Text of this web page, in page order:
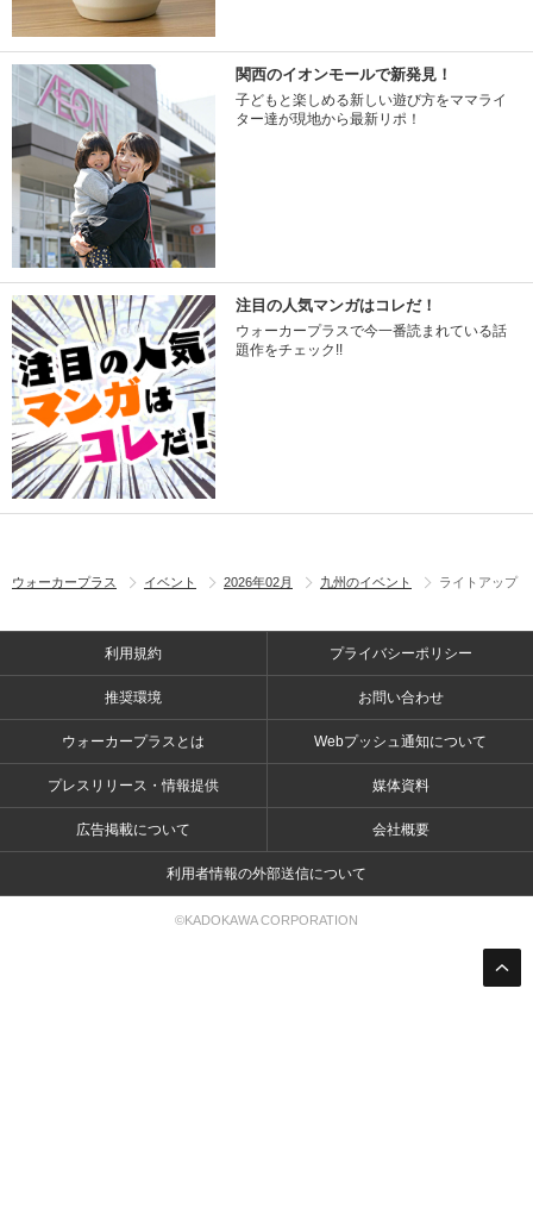
関西のイオンモールで新発見！
子どもと楽しめる新しい遊び方をママライ
ター達が現地から最新リポ！
注目の人気マンガはコレだ！
ウォーカープラスで今一番読まれている話
題作をチェック!!
ウォーカープラス イベント 2026年02月 九州のイベント ライトアップ
利用規約 プライバシーポリシー
推奨環境 お問い合わせ
ウォーカープラスとは Webプッシュ通知について
プレスリリース・情報提供 媒体資料
広告掲載について 会社概要
利用者情報の外部送信について
©KADOKAWA CORPORATION